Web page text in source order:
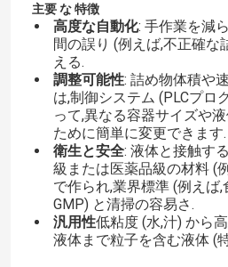
主要 な 特徴
高度な自動化: 手作業を減
間の誤り (例えば,不正確な
える.
調整可能性: 詰め物体積や
は,制御システム (PLCプロ
って,異なる容器サイズや
ために簡単に変更できます.
衛生と安全: 液体と接触す
級または医薬品級の材料 (
で作られ,業界標準 (例えば
GMP) と清掃の容易さ.
汎用性低粘度 (水,汁) から
液体まで粒子を含む液体 (